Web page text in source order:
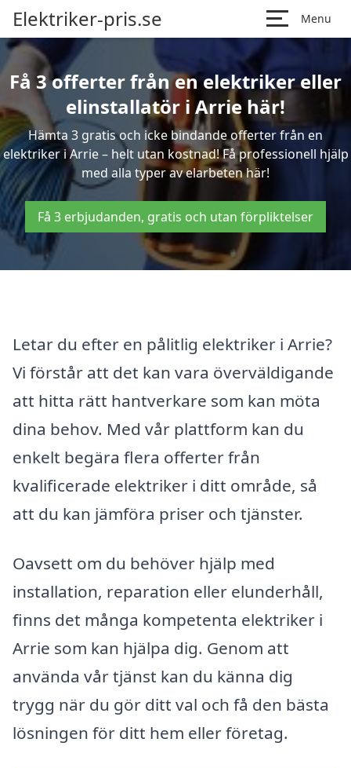
Elektriker-pris.se Menu
Få 3 offerter från en elektriker eller
elinstallatör i Arrie här!
Hämta 3 gratis och icke bindande offerter från en
elektriker i Arrie – helt utan kostnad! Få professionell hjälp
med alla typer av elarbeten här!
Få 3 erbjudanden, gratis och utan förpliktelser
Letar du efter en pålitlig elektriker i Arrie?
Vi förstår att det kan vara överväldigande
att hitta rätt hantverkare som kan möta
dina behov. Med vår plattform kan du
enkelt begära flera offerter från
kvalificerade elektriker i ditt område, så
att du kan jämföra priser och tjänster.
Oavsett om du behöver hjälp med
installation, reparation eller elunderhåll,
finns det många kompetenta elektriker i
Arrie som kan hjälpa dig. Genom att
använda vår tjänst kan du känna dig
trygg när du gör ditt val och få den bästa
lösningen för ditt hem eller företag.